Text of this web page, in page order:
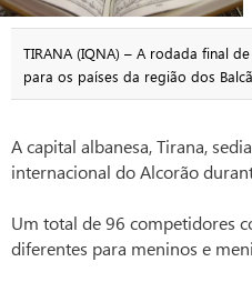
TIRANA (IQNA) – A rodada final
para os países da região dos
A capital albanesa, Tirana,
internacional do Alcorão
Um total de 96 competidores
diferentes para meninos e